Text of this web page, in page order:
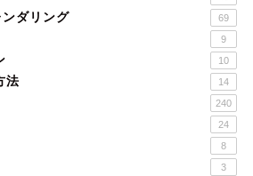
ダリング 69
9
10
法 14
240
24
8
3